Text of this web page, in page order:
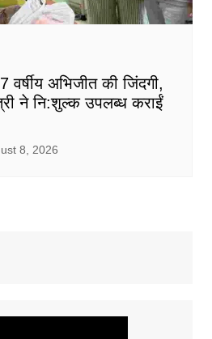
वर्षीय अभिजीत की जिंदगी,
ने नि:शुल्क उपलब्ध कराईं
8, 2026